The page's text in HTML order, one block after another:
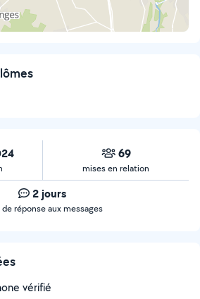
69
mises en relation
2 jours
réponse aux messages
vérifié